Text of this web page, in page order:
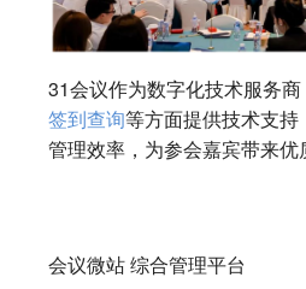
31会议作为数字化技术服务商
签到查询等方面提供技术支
管理效率，为参会嘉宾带来优
会议微站 综合管理平台